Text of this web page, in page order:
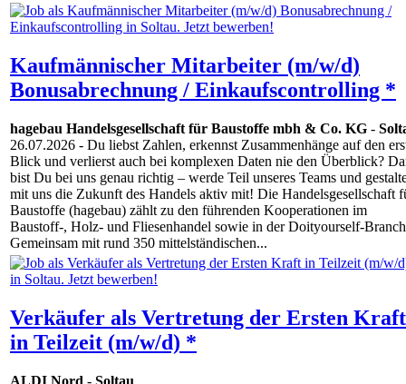
Kaufmännischer Mitarbeiter (m/w/d)
Bonusabrechnung / Einkaufscontrolling *
hagebau Handelsgesellschaft für Baustoffe mbh & Co. KG -
26.07.2026 - Du liebst Zahlen, erkennst Zusammenhänge auf den
Blick und verlierst auch bei komplexen Daten nie den Überblick?
bist Du bei uns genau richtig – werde Teil unseres Teams und
mit uns die Zukunft des Handels aktiv mit! Die Handelsgesellschaft
Baustoffe (hagebau) zählt zu den führenden Kooperationen im
Baustoff-, Holz- und Fliesenhandel sowie in der Doityourself-
Gemeinsam mit rund 350 mittelständischen...
Verkäufer als Vertretung der Ersten Kraft
in Teilzeit (m/w/d) *